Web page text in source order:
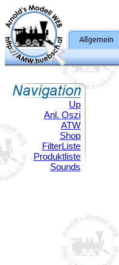
Up
Anl. Oszi
ATW
Shop
FilterListe
Produktliste
Sounds